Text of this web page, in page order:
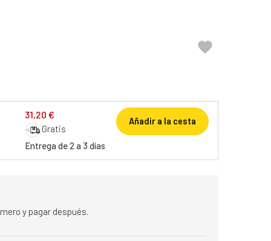

31,20 €
Gratis
Entrega de 2 a 3 días
Añadir a la cesta
y pagar después.